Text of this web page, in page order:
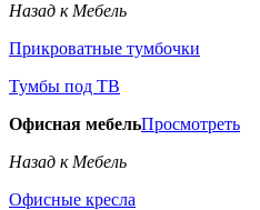
Назад к Мебель
Прикроватные тумбочки
Тумбы под ТВ
Офисная мебельПросмотреть
Назад к Мебель
Офисные кресла